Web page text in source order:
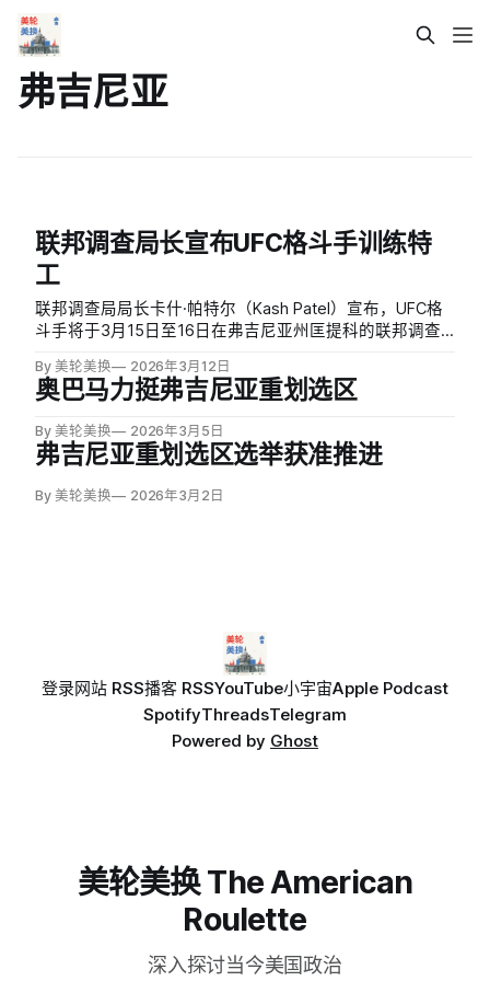
弗吉尼亚
联邦调查局长宣布UFC格斗手训练特
工
联邦调查局局长卡什·帕特尔（Kash Patel）宣布，UFC格
斗手将于3月15日至16日在弗吉尼亚州匡提科的联邦调查
球各地的高级特工。
By 美轮美换 2026年3月12日
奥巴马力挺弗吉尼亚重划选区
By 美轮美换 2026年3月5日
弗吉尼亚重划选区选举获准推进
By 美轮美换 2026年3月2日
登录网站 RSS播客 RSSYouTube小宇宙Apple Podcast
SpotifyThreadsTelegram
Powered by Ghost
美轮美换 The American
Roulette
深入探讨当今美国政治